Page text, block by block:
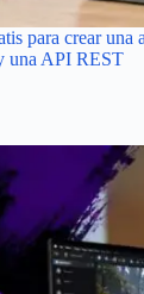
para crear una
una API REST